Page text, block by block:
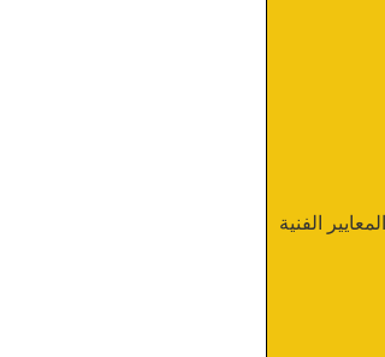
المعايير الفنية